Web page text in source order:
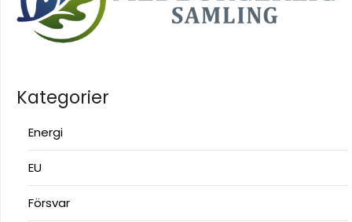
Kategorier
Energi
EU
Försvar